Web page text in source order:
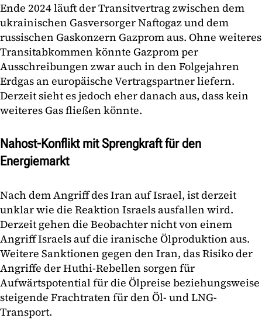
Ende 2024 läuft der Transitvertrag zwischen dem
ukrainischen Gasversorger Naftogaz und dem
russischen Gaskonzern Gazprom aus. Ohne weiteres
Transitabkommen könnte Gazprom per
Ausschreibungen zwar auch in den Folgejahren
Erdgas an europäische Vertragspartner liefern.
Derzeit sieht es jedoch eher danach aus, dass kein
weiteres Gas fließen könnte.
Nahost-Konflikt mit Sprengkraft für den
Energiemarkt
Nach dem Angriff des Iran auf Israel, ist derzeit
unklar wie die Reaktion Israels ausfallen wird.
Derzeit gehen die Beobachter nicht von einem
Angriff Israels auf die iranische Ölproduktion aus.
Weitere Sanktionen gegen den Iran, das Risiko der
Angriffe der Huthi-Rebellen sorgen für
Aufwärtspotential für die Ölpreise beziehungsweise
steigende Frachtraten für den Öl- und LNG-
Transport.